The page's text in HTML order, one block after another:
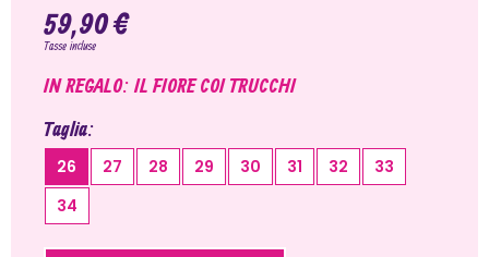
59,90 €
Tasse incluse
IN REGALO: IL FIORE COI TRUCCHI
Taglia
26 27 28 29 30 31 32
33
34